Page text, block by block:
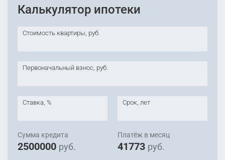
Калькулятор ипотеки
Стоимость квартиры, руб.
Первоначальный взнос, руб.
Ставка, % Срок, лет
Сумма кредита
2500000 руб.
Платёж в месяц
41773 руб.